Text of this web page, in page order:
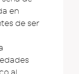
en
de ser